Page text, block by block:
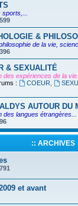
599
&
de la vie,
396
& SEXUALITÉ
des expériences de la
:
COEUR
AUTOUR DU
des langues étrangères...
96
:: ARCHIVES
791
et avant